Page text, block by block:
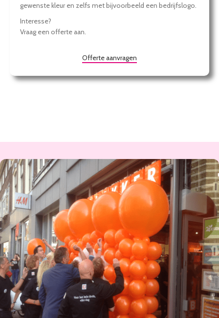
gewenste kleur en zelfs met bijvoorbeeld een bedrijfslogo.
Interesse?
Vraag een offerte aan.
Offerte aanvragen